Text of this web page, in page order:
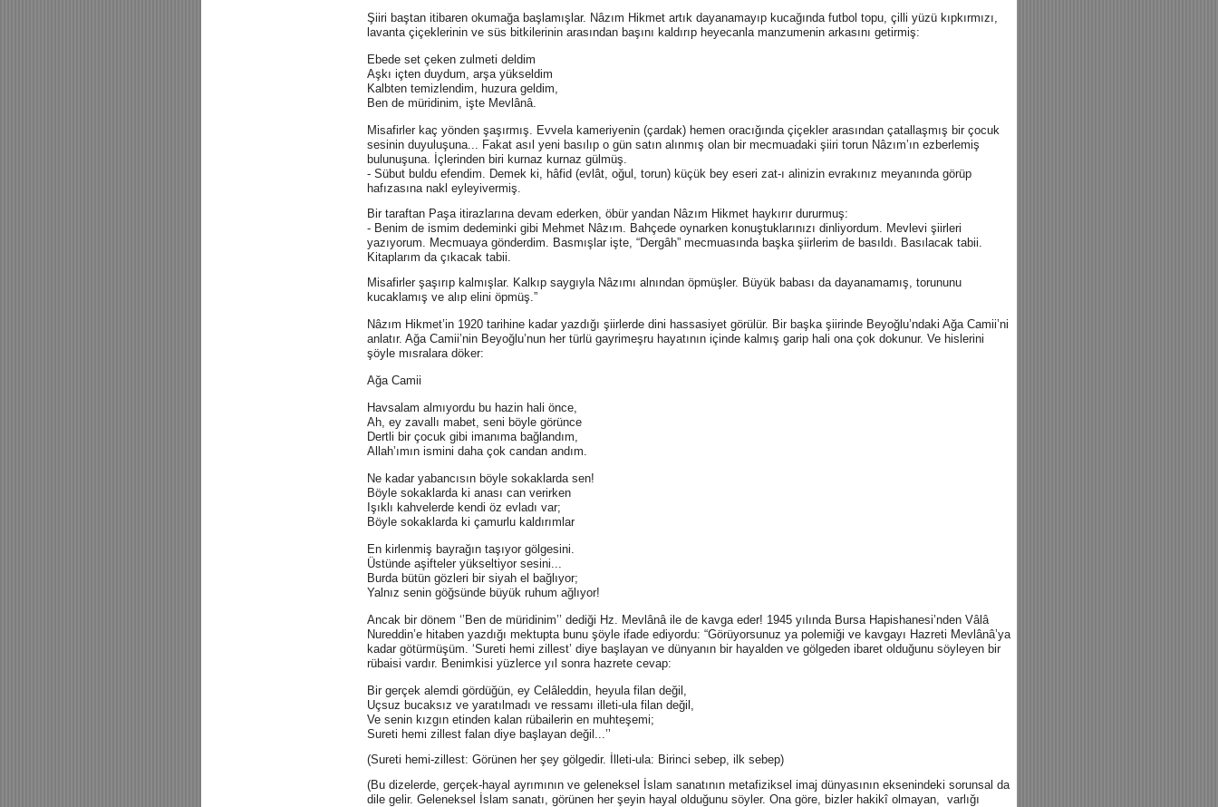
Şiiri baştan itibaren okumağa başlamışlar. Nâzım Hikmet artık dayanamayıp kucağında futbol topu, çilli yüzü kıpkırmızı,
lavanta çiçeklerinin ve süs bitkilerinin arasından başını kaldırıp heyecanla manzumenin arkasını getirmiş:
Ebede set çeken zulmeti deldim
Aşkı içten duydum, arşa yükseldim
Kalbten temizlendim, huzura geldim,
Ben de müridinim, işte Mevlânâ.
Misafirler kaç yönden şaşırmış. Evvela kameriyenin (çardak) hemen oracığında çiçekler arasından çatallaşmış bir çocuk
sesinin duyuluşuna... Fakat asıl yeni basılıp o gün satın alınmış olan bir mecmuadaki şiiri torun Nâzım’ın ezberlemiş
bulunuşuna. İçlerinden biri kurnaz kurnaz gülmüş.
- Sübut buldu efendim. Demek ki, hâfid (evlât, oğul, torun) küçük bey eseri zat-ı alinizin evrakınız meyanında görüp
hafızasına nakl eyleyivermiş.
Bir taraftan Paşa itirazlarına devam ederken, öbür yandan Nâzım Hikmet haykırır dururmuş:
- Benim de ismim dedeminki gibi Mehmet Nâzım. Bahçede oynarken konuştuklarınızı dinliyordum. Mevlevi şiirleri
yazıyorum. Mecmuaya gönderdim. Basmışlar işte, “Dergâh” mecmuasında başka şiirlerim de basıldı. Basılacak tabii.
Kitaplarım da çıkacak tabii.
Misafirler şaşırıp kalmışlar. Kalkıp saygıyla Nâzımı alnından öpmüşler. Büyük babası da dayanamamış, torununu
kucaklamış ve alıp elini öpmüş.”
Nâzım Hikmet’in 1920 tarihine kadar yazdığı şiirlerde dini hassasiyet görülür. Bir başka şiirinde Beyoğlu’ndaki Ağa Camii’ni
anlatır. Ağa Camii’nin Beyoğlu’nun her türlü gayrimeşru hayatının içinde kalmış garip hali ona çok dokunur. Ve hislerini
şöyle mısralara döker:
Ağa Camii
Havsalam almıyordu bu hazin hali önce,
Ah, ey zavallı mabet, seni böyle görünce
Dertli bir çocuk gibi imanıma bağlandım,
Allah’ımın ismini daha çok candan andım.
Ne kadar yabancısın böyle sokaklarda sen!
Böyle sokaklarda ki anası can verirken
Işıklı kahvelerde kendi öz evladı var;
Böyle sokaklarda ki çamurlu kaldırımlar
En kirlenmiş bayrağın taşıyor gölgesini.
Üstünde aşifteler yükseltiyor sesini...
Burda bütün gözleri bir siyah el bağlıyor;
Yalnız senin göğsünde büyük ruhum ağlıyor!
Ancak bir dönem ‘’Ben de müridinim’’ dediği Hz. Mevlânâ ile de kavga eder! 1945 yılında Bursa Hapishanesi’nden Vâlâ
Nureddin’e hitaben yazdığı mektupta bunu şöyle ifade ediyordu: “Görüyorsunuz ya polemiği ve kavgayı Hazreti Mevlânâ’ya
kadar götürmüşüm. ‘Sureti hemi zillest’ diye başlayan ve dünyanın bir hayalden ve gölgeden ibaret olduğunu söyleyen bir
rübaisi vardır. Benimkisi yüzlerce yıl sonra hazrete cevap:
Bir gerçek alemdi gördüğün, ey Celâleddin, heyula filan değil,
Uçsuz bucaksız ve yaratılmadı ve ressamı illeti-ula filan değil,
Ve senin kızgın etinden kalan rübailerin en muhteşemi;
Sureti hemi zillest falan diye başlayan değil...’’
(Sureti hemi-zillest: Görünen her şey gölgedir. İlleti-ula: Birinci sebep, ilk sebep)
(Bu dizelerde, gerçek-hayal ayrımının ve geleneksel İslam sanatının metafiziksel imaj dünyasının eksenindeki sorunsal da
dile gelir. Geleneksel İslam sanatı, görünen her şeyin hayal olduğunu söyler. Ona göre, bizler hakikî olmayan, varlığı